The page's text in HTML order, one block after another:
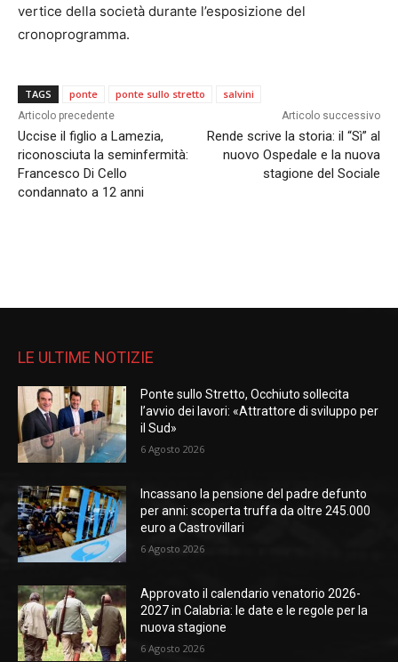
vertice della società durante l’esposizione del
cronoprogramma.
TAGS ponte ponte sullo stretto salvini
Articolo precedente
Uccise il figlio a Lamezia,
riconosciuta la seminfermità:
Francesco Di Cello
condannato a 12 anni
Articolo successivo
Rende scrive la storia: il “Sì” al
nuovo Ospedale e la nuova
stagione del Sociale
LE ULTIME NOTIZIE
Ponte sullo Stretto, Occhiuto sollecita
l’avvio dei lavori: «Attrattore di sviluppo per
il Sud»
6 Agosto 2026
Incassano la pensione del padre defunto
per anni: scoperta truffa da oltre 245.000
euro a Castrovillari
6 Agosto 2026
Approvato il calendario venatorio 2026-
2027 in Calabria: le date e le regole per la
nuova stagione
6 Agosto 2026